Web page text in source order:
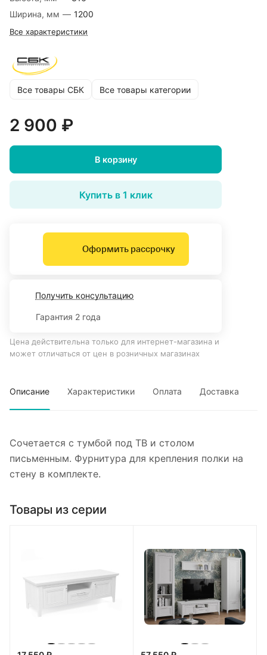
Ширина, мм — 1200
Все характеристики
Все товары СБК Все товары категории
2 900 ₽
В корзину
Купить в 1 клик
Оформить рассрочку
Получить консультацию
Гарантия 2 года
Цена действительна только для интернет-магазина и
может отличаться от цен в розничных магазинах
Описание Характеристики Оплата Доставка
Сочетается с тумбой под ТВ и столом
письменным. Фурнитура для крепления полки на
стену в комплекте.
Товары из серии